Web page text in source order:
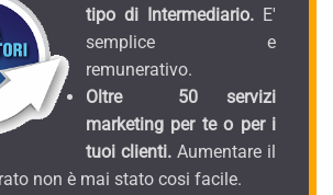
tipo di Intermediario. E'
semplice e
remunerativo.
Oltre 50 servizi
marketing per te o per i
tuoi clienti. Aumentare il
non è mai stato cosi facile.